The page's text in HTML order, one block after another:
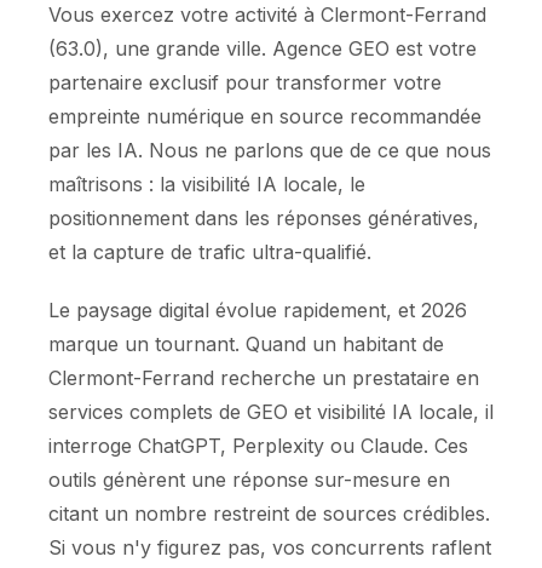
Vous exercez votre activité à Clermont-Ferrand
(63.0), une grande ville. Agence GEO est votre
partenaire exclusif pour transformer votre
empreinte numérique en source recommandée
par les IA. Nous ne parlons que de ce que nous
maîtrisons : la visibilité IA locale, le
positionnement dans les réponses génératives,
et la capture de trafic ultra-qualifié.
Le paysage digital évolue rapidement, et 2026
marque un tournant. Quand un habitant de
Clermont-Ferrand recherche un prestataire en
services complets de GEO et visibilité IA locale, il
interroge ChatGPT, Perplexity ou Claude. Ces
outils génèrent une réponse sur-mesure en
citant un nombre restreint de sources crédibles.
Si vous n'y figurez pas, vos concurrents raflent